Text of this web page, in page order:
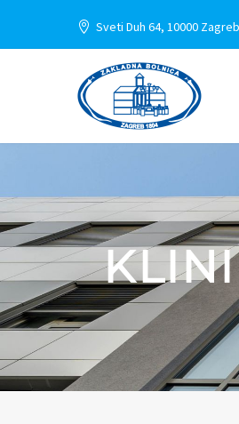
Sveti Duh 64, 10000